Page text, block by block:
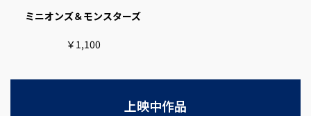
ミニオンズ＆モンスターズ
￥1,100
上映中作品